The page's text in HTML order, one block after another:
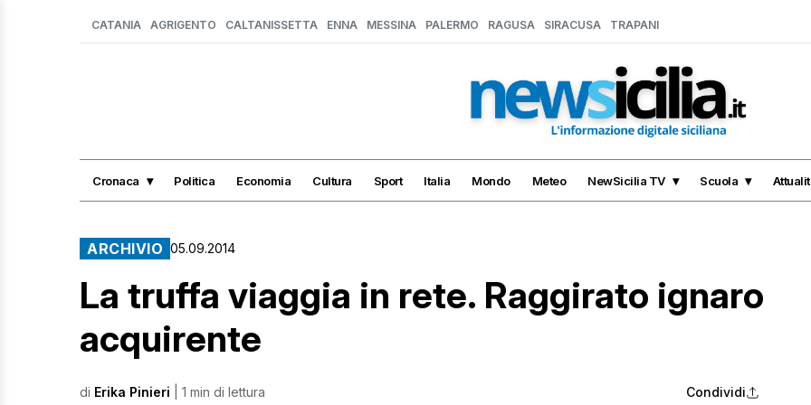
CATANIA AGRIGENTO CALTANISSETTA ENNA MESSINA PALERMO RAGUSA SIRACUSA TRAPANI
Cronaca Politica Economia Cultura Sport Italia Mondo Meteo NewSicilia TV Scuola
ARCHIVIO 05.09.2014
La truffa viaggia in rete. Raggirato ignaro
acquirente
di Erika Pinieri | 1 min di lettura Condividi